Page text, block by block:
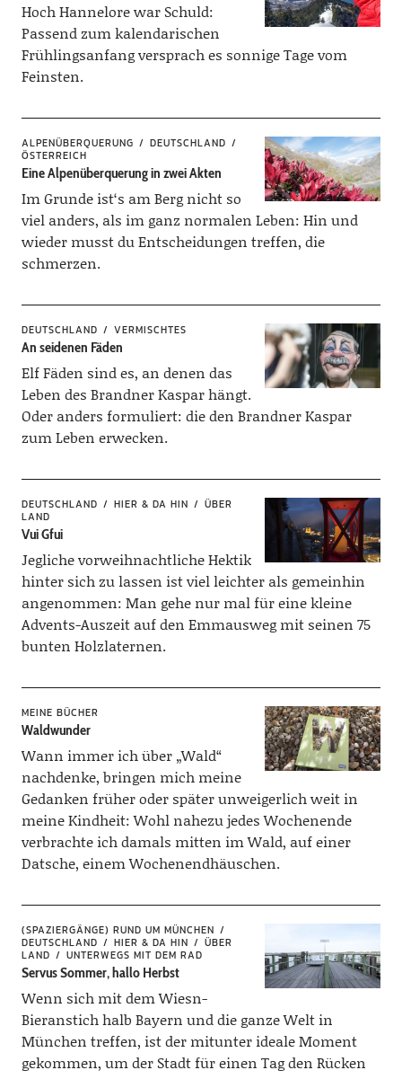
Hoch Hannelore war Schuld:
Passend zum kalendarischen
Frühlingsanfang versprach es sonnige Tage vom
Feinsten.
ALPENÜBERQUERUNG
DEUTSCHLAND
ÖSTERREICH
Eine Alpenüberquerung in zwei Akten
Im Grunde ist‘s am Berg nicht so
viel anders, als im ganz normalen Leben: Hin und
wieder musst du Entscheidungen treffen, die
schmerzen.
DEUTSCHLAND VERMISCHTES
An seidenen Fäden
Elf Fäden sind es, an denen das
Leben des Brandner Kaspar hängt.
Oder anders formuliert: die den Brandner Kaspar
zum Leben erwecken.
DEUTSCHLAND HIER & DA HIN
ÜBER
LAND
Vui Gfui
Jegliche vorweihnachtliche Hektik
hinter sich zu lassen ist viel leichter als gemeinhin
angenommen: Man gehe nur mal für eine kleine
Advents-Auszeit auf den Emmausweg mit seinen 75
bunten Holzlaternen.
MEINE BÜCHER
Waldwunder
Wann immer ich über „Wald“
nachdenke, bringen mich meine
Gedanken früher oder später unweigerlich weit in
meine Kindheit: Wohl nahezu jedes Wochenende
verbrachte ich damals mitten im Wald, auf einer
Datsche, einem Wochenendhäuschen.
(SPAZIERGÄNGE) RUND UM MÜNCHEN
DEUTSCHLAND
HIER & DA HIN
ÜBER
LAND
UNTERWEGS MIT DEM RAD
Servus Sommer, hallo Herbst
Wenn sich mit dem Wiesn-
Bieranstich halb Bayern und die ganze Welt in
München treffen, ist der mitunter ideale Moment
gekommen, um der Stadt für einen Tag den Rücken